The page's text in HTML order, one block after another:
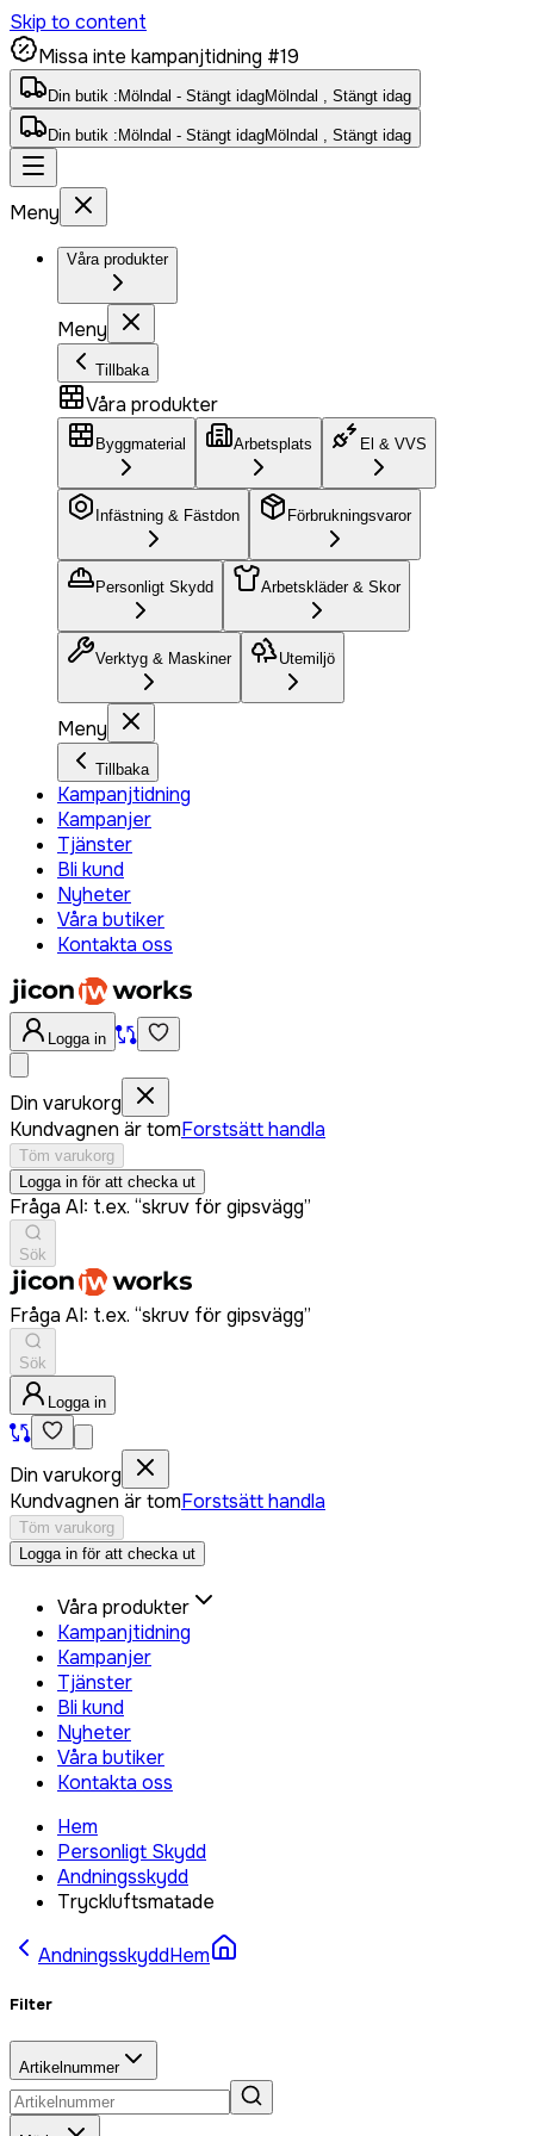
Skip to content
Missa inte kampanjtidning #19
Din butik : Mölndal - Stängt idagMölndal , Stängt idag
Din butik : Mölndal - Stängt idagMölndal , Stängt idag
Meny
Våra produkter
Meny
Tillbaka
Våra produkter
Byggmaterial Arbetsplats El & VVS
Infästning & Fästdon Förbrukningsvaror
Personligt Skydd Arbetskläder & Skor
Verktyg & Maskiner Utemiljö
Meny
Tillbaka
Kampanjtidning
Kampanjer
Tjänster
Bli kund
Nyheter
Våra butiker
Kontakta oss
Logga in
Din varukorg
Kundvagnen är tomForstsätt handla
Töm varukorg
Logga in för att checka ut
Fråga AI: t.ex. “skruv för gipsvägg”
Sök
Fråga AI: t.ex. “skruv för gipsvägg”
Sök
Logga in
Din varukorg
Kundvagnen är tomForstsätt handla
Töm varukorg
Logga in för att checka ut
Våra produkter
Kampanjtidning
Kampanjer
Tjänster
Bli kund
Nyheter
Våra butiker
Kontakta oss
Hem
Personligt Skydd
Andningsskydd
Tryckluftsmatade
AndningsskyddHem
Filter
Artikelnummer